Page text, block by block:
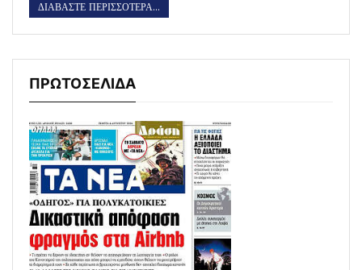
ΔΙΑΒΑΣΤΕ ΠΕΡΙΣΣΟΤΕΡΑ...
ΠΡΩΤΟΣΕΛΙΔΑ